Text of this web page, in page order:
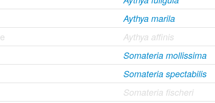
Aythya marila
Aythya affinis
Somateria mollissima
Somateria spectabilis
Somateria fischeri